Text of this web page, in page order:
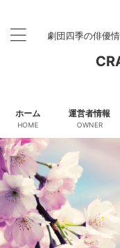
劇団四季の俳優
た
ホーム
HOME
運営者情報
OWNER